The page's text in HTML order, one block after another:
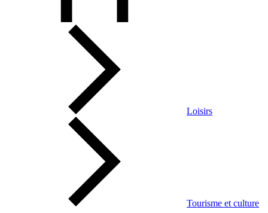
Loisirs
Tourisme et culture